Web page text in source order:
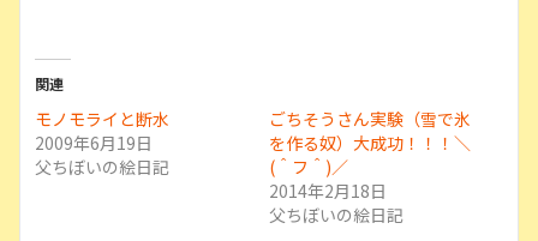
関連
モノモライと断水
2009年6月19日
父ちぼいの絵日記
ごちそうさん実験（雪で氷
を作る奴）大成功！！！＼
(＾フ＾)／
2014年2月18日
父ちぼいの絵日記